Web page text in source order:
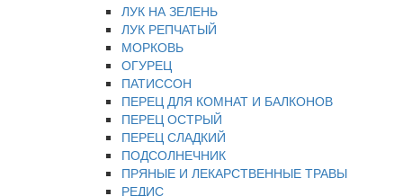
ЛУК НА ЗЕЛЕНЬ
ЛУК РЕПЧАТЫЙ
МОРКОВЬ
ОГУРЕЦ
ПАТИССОН
ПЕРЕЦ ДЛЯ КОМНАТ И БАЛКОНОВ
ПЕРЕЦ ОСТРЫЙ
ПЕРЕЦ СЛАДКИЙ
ПОДСОЛНЕЧНИК
ПРЯНЫЕ И ЛЕКАРСТВЕННЫЕ ТРАВЫ
РЕДИС